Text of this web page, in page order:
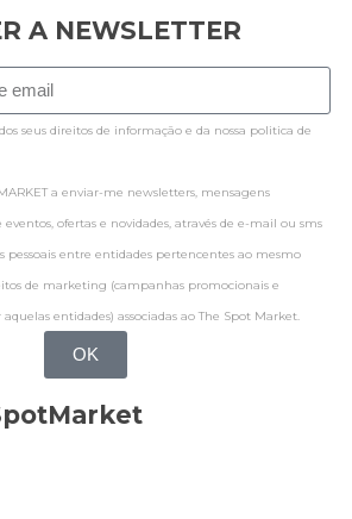
A NEWSLETTER
seus direitos de informação e da nossa politica de
a enviar-me newsletters, mensagens
ofertas e novidades, através de e-mail ou sms
pessoais entre entidades pertencentes ao mesmo
de marketing (campanhas promocionais e
entidades) associadas ao The Spot Market.
OK